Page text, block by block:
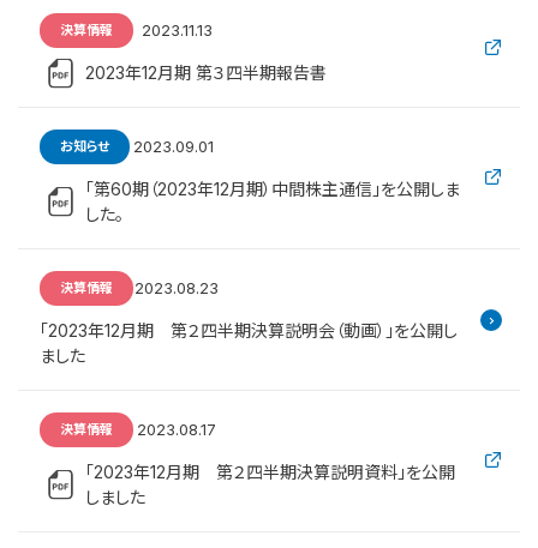
決算情報 2023.11.13
2023年12月期 第３四半期報告書
お知らせ 2023.09.01
「第60期（2023年12月期）中間株主通信」を公開しま
した。
決算情報 2023.08.23
「2023年12月期 第２四半期決算説明会（動画）」を公開し
ました
決算情報 2023.08.17
「2023年12月期 第２四半期決算説明資料」を公開
しました